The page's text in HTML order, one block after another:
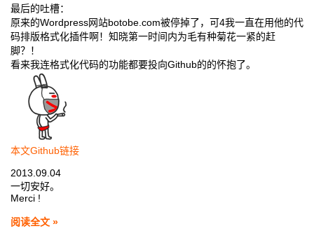
最后的吐槽：
原来的Wordpress网站botobe.com被停掉了，可4我一直在用他的代
码排版格式化插件啊！知晓第一时间内为毛有种菊花一紧的赶
脚？！
看来我连格式化代码的功能都要投向Github的的怀抱了。
本文Github链接
2013.09.04
一切安好。
Merci !
阅读全文 »